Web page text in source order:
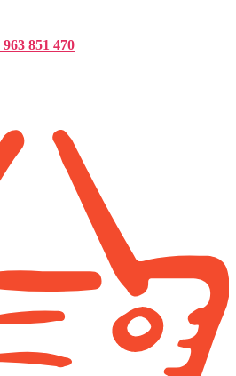
963 851 470